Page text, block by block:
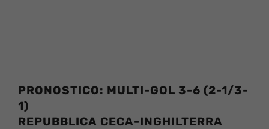
PRONOSTICO: MULTI-GOL 3-6 (2-1/3-
1)
REPUBBLICA CECA-INGHILTERRA